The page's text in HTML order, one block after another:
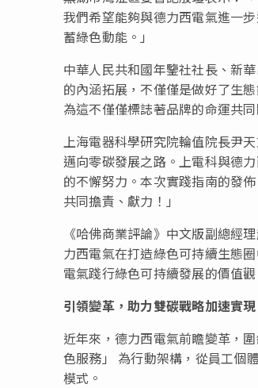
我們希望能夠與德力西電氣進一
蓄綠色動能。 」
中華人民共和國年鑒社社長、新
的內涵拓展，不僅僅是做好了生
為這不僅僅標誌著品牌的命運共
上海電器科學研究院輪值院長尹天
邁向零碳發展之路。上電科與德
的不懈努力。本次實踐指南的發
共同擔責、獻力！ 」
《哈佛商業評論》中文版副總經
力西電氣在打造綠色可持續生態
電氣踐行綠色可持續發展的價值
引領變革，助力雙碳戰略加速實現
近年來，德力西電氣前瞻變革，
色服務 」
為行動架構，從員工個
模式。